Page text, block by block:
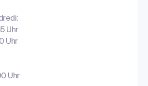
Uhr
Uhr
Uhr